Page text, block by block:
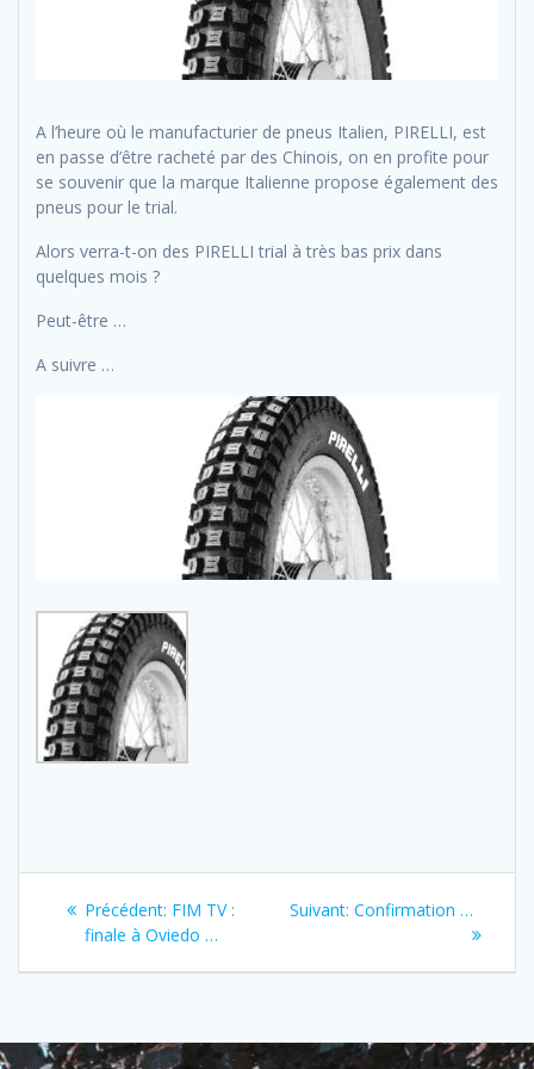
A l’heure où le manufacturier de pneus Italien, PIRELLI, est
en passe d’être racheté par des Chinois, on en profite pour
se souvenir que la marque Italienne propose également des
pneus pour le trial.
Alors verra-t-on des PIRELLI trial à très bas prix dans
quelques mois ?
Peut-être …
A suivre …
Navigation
Précédent: Previous
post:
FIM TV :
finale à Oviedo …
Suivant: Next
Confirmation …